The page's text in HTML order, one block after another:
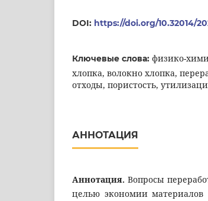
DOI: https://doi.org/10.32014/
Ключевые слова: физико-
хлопка, волокно хлопка,
отходы, пористость,
АННОТАЦИЯ
Аннотация. Вопросы
целью экономии